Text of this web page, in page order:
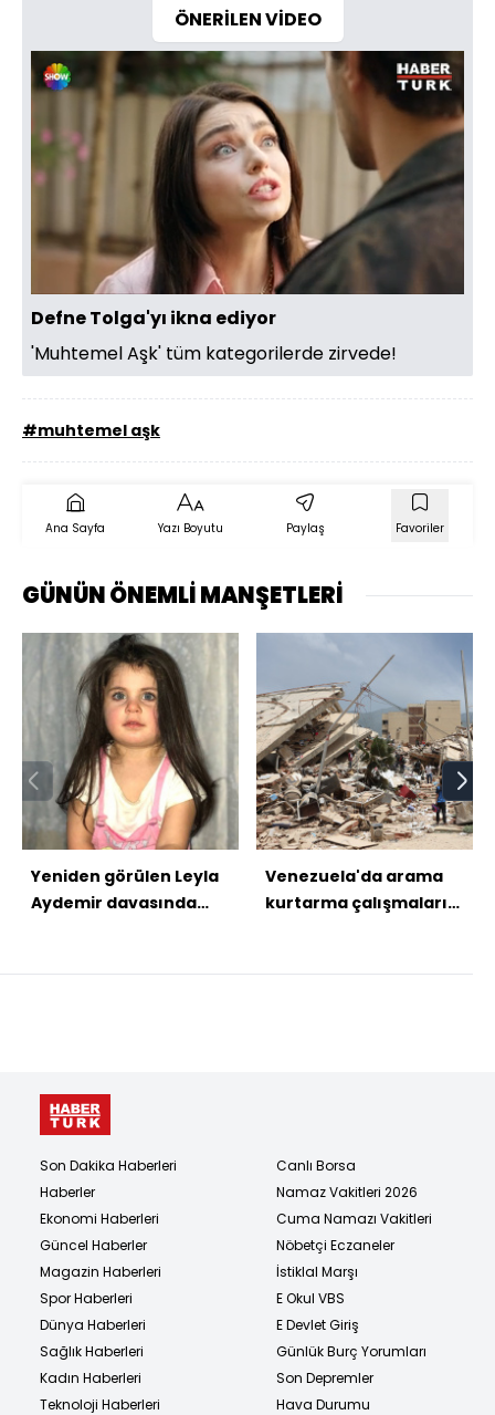
ÖNERİLEN VİDEO
Sesi
Aç
Yüklendi
31.60%
Hızı
Defne Tolga'yı ikna ediyor
'Muhtemel Aşk' tüm kategorilerde zirvede!
#muhtemel aşk
Ana Sayfa Yazı Boyutu Paylaş Favoriler
GÜNÜN ÖNEMLİ MANŞETLERİ
Yeniden görülen Leyla
Aydemir davasında
Venezuela'da arama
kurtarma çalışmaları
Son Dakika Haberleri
Haberler
Ekonomi Haberleri
Güncel Haberler
Magazin Haberleri
Spor Haberleri
Dünya Haberleri
Sağlık Haberleri
Kadın Haberleri
Teknoloji Haberleri
Canlı Borsa
Namaz Vakitleri 2026
Cuma Namazı Vakitleri
Nöbetçi Eczaneler
İstiklal Marşı
E Okul VBS
E Devlet Giriş
Günlük Burç Yorumları
Son Depremler
Hava Durumu